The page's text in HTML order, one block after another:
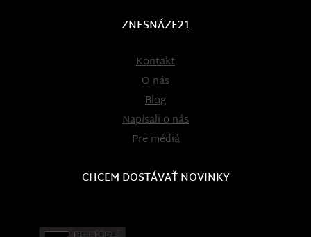
ZNESNÁZE21
Kontakt
O nás
Blog
Napísali o nás
Pre médiá
CHCEM DOSTÁVAŤ NOVINKY